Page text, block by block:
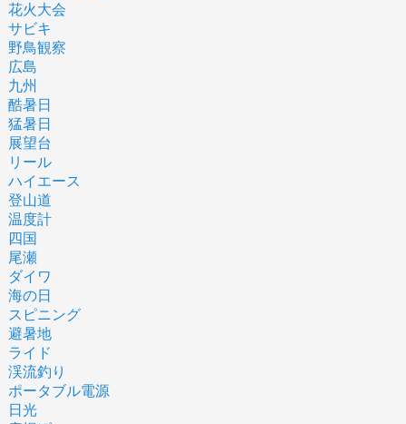
花火大会
サビキ
野鳥観察
広島
九州
酷暑日
猛暑日
展望台
リール
ハイエース
登山道
温度計
四国
尾瀬
ダイワ
海の日
スピニング
避暑地
ライド
渓流釣り
ポータブル電源
日光